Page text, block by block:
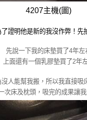
4207主機(圖)
了證明他是新的我沒作弊！先
先說一下我的床墊買了4年左
上面還有一個乳膠墊買了2年
沒人能幫我搬，所以我直接吸
次床及枕頭，吸完的成果讓我